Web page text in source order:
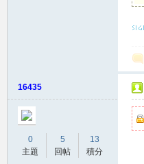
16435
0
主題
5
回帖
13
積分